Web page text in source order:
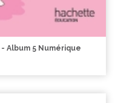
Album 5 Numérique